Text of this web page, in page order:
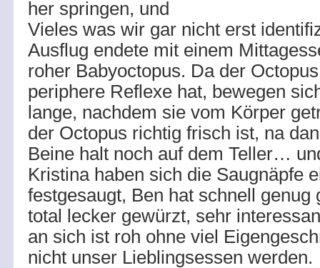
her springen, und
Vieles was wir gar nicht erst
Ausflug endete mit einem
roher Babyoctopus. Da der
periphere Reflexe hat, bewegen
lange, nachdem sie vom Körper
der Octopus richtig frisch ist, na
Beine halt noch auf dem Teller…
Kristina haben sich die Saugnäpfe
festgesaugt, Ben hat schnell genug
total lecker gewürzt, sehr
an sich ist roh ohne viel
nicht unser Lieblingsessen werden.